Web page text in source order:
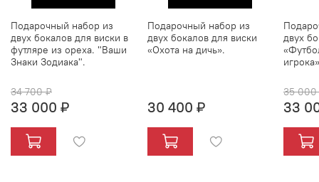
Подарочный набор из
двух бокалов для виски в
футляре из ореха. "Ваши
Знаки Зодиака".
34 700 ₽
33 000 ₽
Подарочный набор из
двух бокалов для виски
«Охота на дичь».
30 400 ₽
двух
35
33